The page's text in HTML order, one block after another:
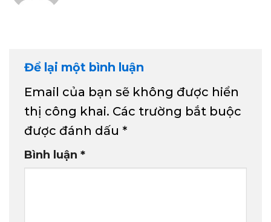
Để lại một bình luận
Email của bạn sẽ không được hiển
thị công khai. Các trường bắt buộc
được đánh dấu *
Bình luận *